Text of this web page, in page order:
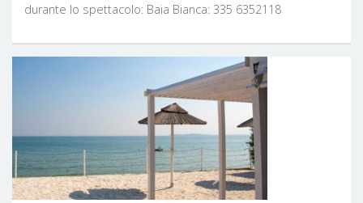
durante lo spettacolo: Baia Bianca: 335 6352118